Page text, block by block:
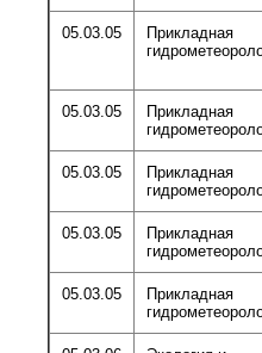
05.03.05
Прикладная
05.03.05
Прикладная
05.03.05
Прикладная
05.03.05
Прикладная
05.03.05
Прикладная